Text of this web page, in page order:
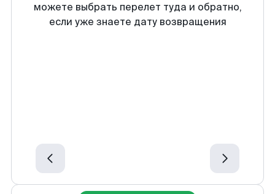
можете выбрать перелет туда и обратно,
если уже знаете дату возвращения